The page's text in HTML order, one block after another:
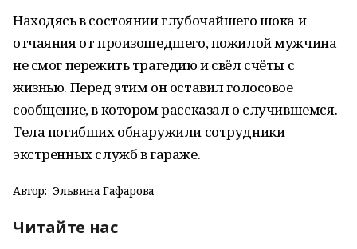
Находясь в состоянии глубочайшего шока и
отчаяния от произошедшего, пожилой мужчина
не смог пережить трагедию и свёл счёты с
жизнью. Перед этим он оставил голосовое
сообщение, в котором рассказал о случившемся.
Тела погибших обнаружили сотрудники
экстренных служб в гараже.
Автор: Эльвина Гафарова
Читайте нас